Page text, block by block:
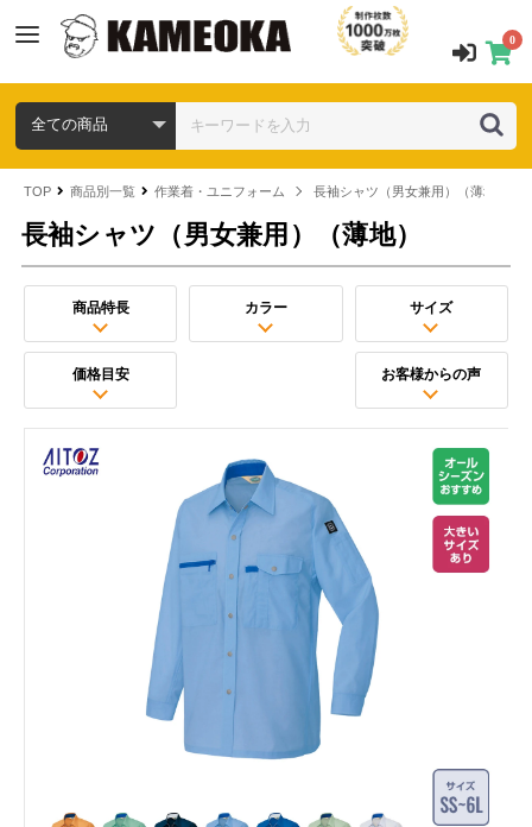
0
TOP 商品別一覧 作業着・ユニフォーム 長袖シャツ（男女兼用）（薄地）
長袖シャツ（男女兼用）（薄地）
商品特長 カラー サイズ
価格目安 お客様からの声